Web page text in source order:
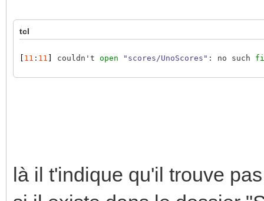
tcl
11 : 11 couldn't open "scores/UnoScores" : no such
là il t'indique qu'il trouve